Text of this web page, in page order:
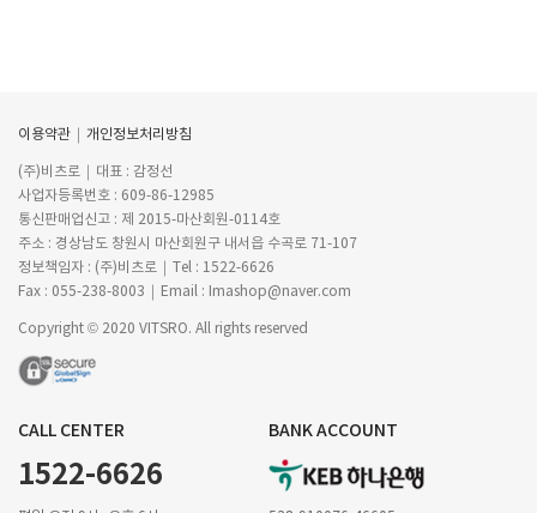
이용약관 개인정보처리방침
(주)비츠로
대표 : 감정선
사업자등록번호 : 609-86-12985
통신판매업신고 : 제 2015-마산회원-0114호
주소 : 경상남도 창원시 마산회원구 내서읍 수곡로 71-107
정보책임자 : (주)비츠로
Tel : 1522-6626
Fax : 055-238-8003
Email : Imashop@naver.com
Copyright © 2020 VITSRO. All rights reserved
CALL CENTER
1522-6626
BANK ACCOUNT